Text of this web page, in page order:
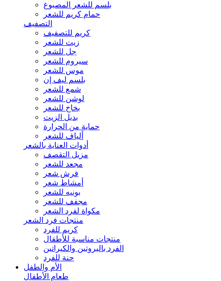
بلسم للشعر المصبوغ
حمام كريم للشعر
التصفيف
كريم للتصفيف
زيت للشعر
جل للشعر
سيروم للشعر
موس للشعر
بلسم ليف إن
شمع للشعر
لوشن للشعر
بخاخ للشعر
بديل الزيت
حماية من الحرارة
ألياف للشعر
أدوات العناية بالشعر
مزيل التقصف
مجعد للشعر
فرش شعر
أمشاط شعر
بونيه للشعر
مجفف للشعر
مكواة لفرد الشعر
منتجات فرد الشعر
كريم للفرد
منتجات مناسبة للأطفال
الفرد بالبروتين والكيراتين
حنة للفرد
الأم والطفل
طعام الأطفال